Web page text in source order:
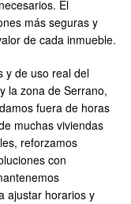
El
más seguras y
de cada inmueble.
y de uso real del
la zona de Serrano,
fuera de horas
muchas viviendas
reforzamos
con
ajustar horarios y